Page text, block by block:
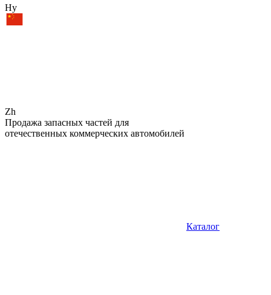
Hy
Zh
Продажа запасных частей для
отечественных коммерческих автомобилей
Каталог